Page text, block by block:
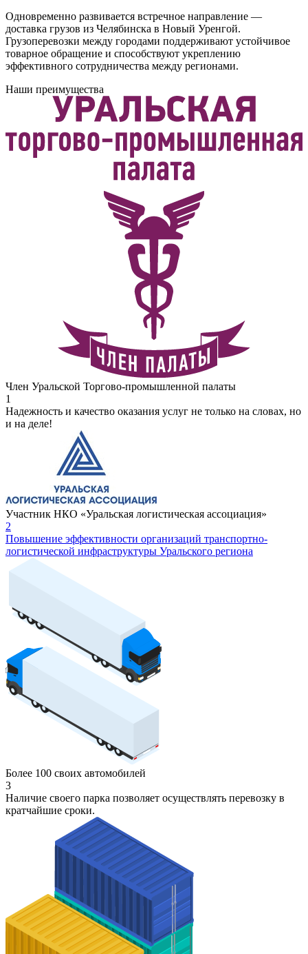
Одновременно развивается встречное направление —
доставка грузов из Челябинска в Новый Уренгой.
Грузоперевозки между городами поддерживают устойчивое
товарное обращение и способствуют укреплению
эффективного сотрудничества между регионами.
Наши преимущества
Член Уральской Торгово-промышленной палаты
1
Надежность и качество оказания услуг не только на словах, но
и на деле!
Участник НКО «Уральская логистическая ассоциация»
2
Повышение эффективности организаций транспортно-
логистической инфраструктуры Уральского региона
Более 100 своих автомобилей
3
Наличие своего парка позволяет осуществлять перевозку в
кратчайшие сроки.